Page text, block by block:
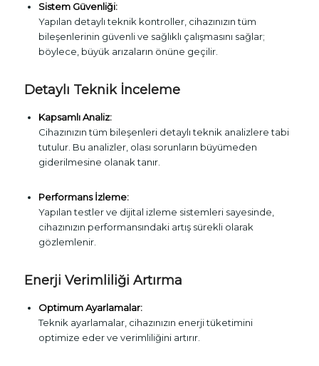
Sistem Güvenliği:
Yapılan detaylı teknik kontroller, cihazınızın tüm
bileşenlerinin güvenli ve sağlıklı çalışmasını sağlar;
böylece, büyük arızaların önüne geçilir.
Detaylı Teknik İnceleme
Kapsamlı Analiz:
Cihazınızın tüm bileşenleri detaylı teknik analizlere tabi
tutulur. Bu analizler, olası sorunların büyümeden
giderilmesine olanak tanır.
Performans İzleme:
Yapılan testler ve dijital izleme sistemleri sayesinde,
cihazınızın performansındaki artış sürekli olarak
gözlemlenir.
Enerji Verimliliği Artırma
Optimum Ayarlamalar:
Teknik ayarlamalar, cihazınızın enerji tüketimini
optimize eder ve verimliliğini artırır.